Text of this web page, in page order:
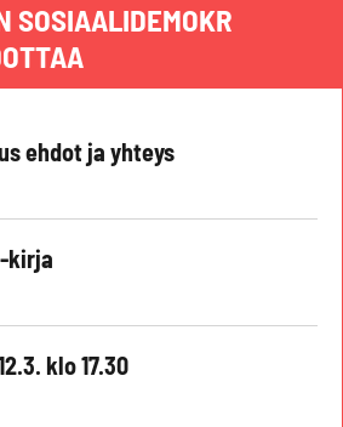
SOSIAALIDEMOKR
ehdot ja yhteys
kirja
klo 17.30